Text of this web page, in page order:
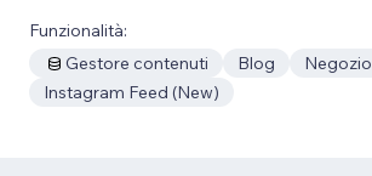
Funzionalità:
Gestore contenuti
Blog
Negozio
Instagram Feed (New)